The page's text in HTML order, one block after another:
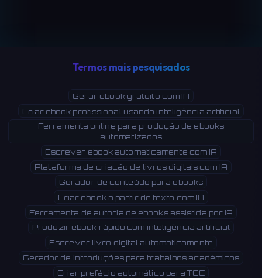
Termos mais pesquisados
Gerar ebook gratuito com IA
Criar ebook profissional usando inteligência artificial
Ferramenta online para produção de ebooks
automatizados
Escrever ebook automaticamente com IA
Plataforma de criação de livros digitais com IA
Gerador de conteúdo para ebooks
Criar ebook a partir de texto com IA
Ferramenta de autoria de ebooks assistida por IA
Produzir ebook rápido com inteligência artificial
Escrever livro digital automaticamente
Gerador de introduções para trabalhos acadêmicos
Criar prefácio automático para TCC